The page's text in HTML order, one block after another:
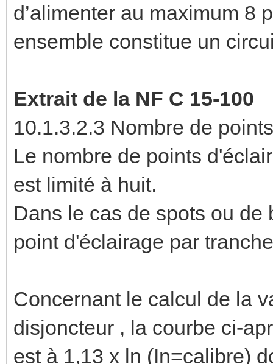
d’alimenter au maximum 8
ensemble constitue un
Extrait de la NF C 15-100
10.1.3.2.3 Nombre de
Le nombre de points
est limité à huit.
Dans le cas de spots ou
point d'éclairage par
Concernant le calcul de la
disjoncteur , la courbe ci-
est à 1,13 x ln (In=calibre)